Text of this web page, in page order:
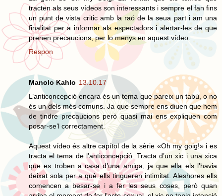
tracten als seus vídeos son interessants i sempre el fan fins
un punt de vista critic amb la raó de la seua part i am una
finalitat per a informar als espectadors i alertar-les de que
prenen precaucions, per lo menys en aquest vídeo.
Respon
Manolo Kahlo 13.10.17
L’anticoncepció encara és un tema que pareix un tabú, o no
és un dels més comuns. Ja que sempre ens diuen que hem
de tindre precaucions però quasi mai ens expliquen com
posar-se’l correctament.
Aquest vídeo és altre capítol de la sèrie «Oh my goig!» i es
tracta el tema de l’anticoncepció. Tracta d’un xic i una xica
que es troben a casa d’una amiga, ja que ella els l’havia
deixat sola per a què ells tingueren intimitat. Aleshores ells
comencen a besar-se i a fer les seus coses, però quan